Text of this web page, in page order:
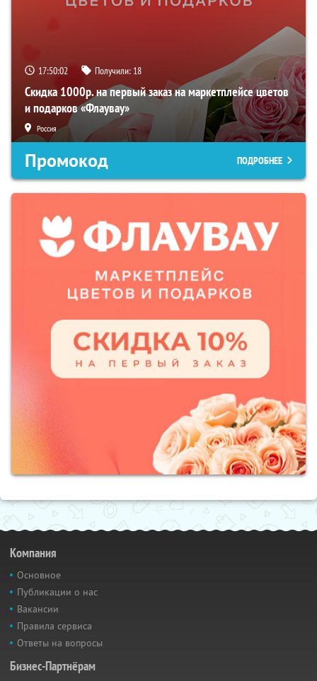
17:50:01 Получили: 18
Скидка 1000р. на первый заказ на маркетплейсе цветов
и подарков «Флаувау»
Россия
Промокод ПОДРОБНЕЕ
Компания
Основное
Публикации о нас
Вакансии
Правила сервиса
Ответы на вопросы
Бизнес-Партнёрам